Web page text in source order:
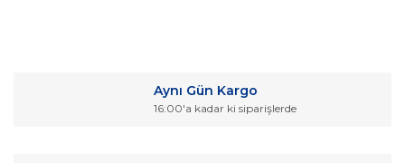
Görüş ve önerileriniz için teşekkür ederiz.
Aynı Gün Kargo
16:00'a kadar ki siparişlerde